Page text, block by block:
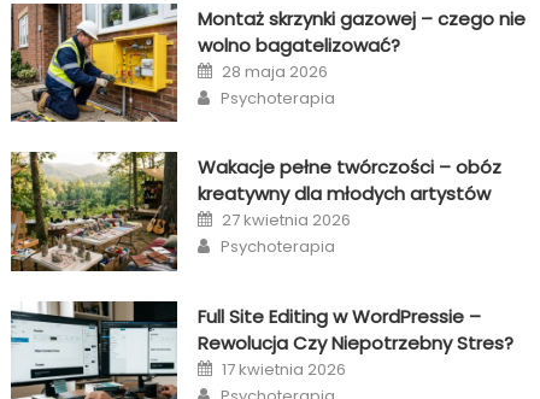
Montaż skrzynki gazowej – czego nie
wolno bagatelizować?
Posted
on
28 maja 2026
Author
Psychoterapia
Wakacje pełne twórczości – obóz
kreatywny dla młodych artystów
Posted
on
27 kwietnia 2026
Author
Psychoterapia
Full Site Editing w WordPressie –
Rewolucja Czy Niepotrzebny Stres?
Posted
on
17 kwietnia 2026
Author